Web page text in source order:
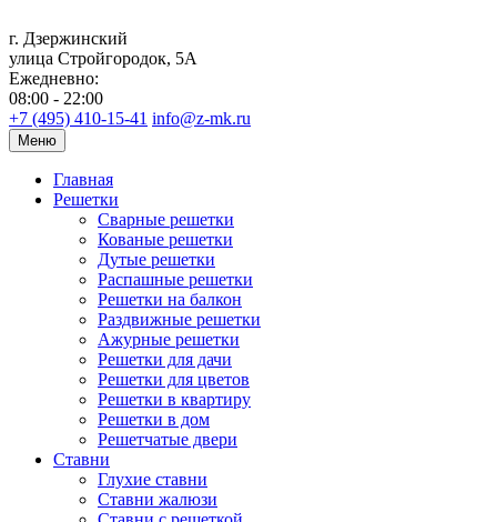
г. Дзержинский
улица Стройгородок, 5А
Ежедневно:
08:00 - 22:00
+7 (495) 410-15-41 info@z-mk.ru
Меню
Главная
Решетки
Сварные решетки
Кованые решетки
Дутые решетки
Распашные решетки
Решетки на балкон
Раздвижные решетки
Ажурные решетки
Решетки для дачи
Решетки для цветов
Решетки в квартиру
Решетки в дом
Решетчатые двери
Ставни
Глухие ставни
Ставни жалюзи